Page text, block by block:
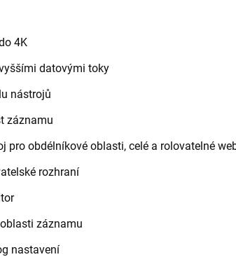
4K
datovými toky
nástrojů
záznamu
pro obdélníkové oblasti, celé a rolovatelné
rozhraní
záznamu
nastavení